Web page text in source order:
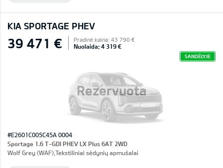
KIA SPORTAGE PHEV
Rezervuota
39 471 € Pradinė kaina: 43 790 €
Nuolaida: 4 319 €
SANDĖLYJE
#E2601C005C45A 0004
Sportage 1.6 T-GDI PHEV LX Plus 6AT 2WD
Wolf Grey (WAF),Tekstiliniai sėdynių apmušalai